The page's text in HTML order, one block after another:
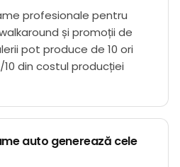
profesionale pentru
și promoții de
pot produce de 10 ori
din costul producției
auto generează cele